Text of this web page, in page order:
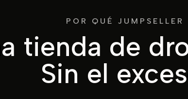
POR QUÉ JUMPSELLER
tienda de
Sin el